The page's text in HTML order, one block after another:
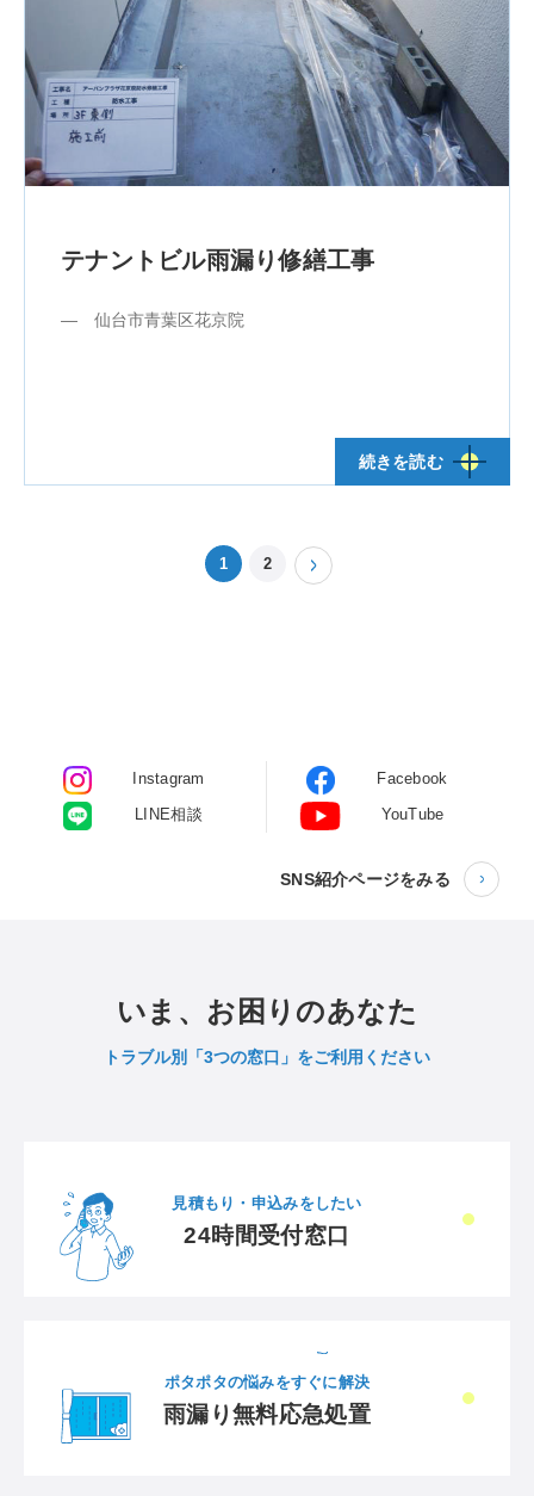
テナントビル雨漏り修繕工事
― 仙台市青葉区花京院
1 2
Instagram
Facebook
LINE相談
YouTube
SNS紹介ページをみる
いま、お困りのあなた
トラブル別「3つの窓口」をご利用ください
見積もり・申込みをしたい
24時間受付窓口
ポタポタの悩みをすぐに解決
雨漏り無料応急処置